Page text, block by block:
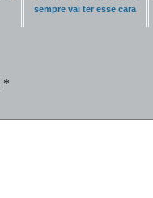
sempre vai ter esse cara
*